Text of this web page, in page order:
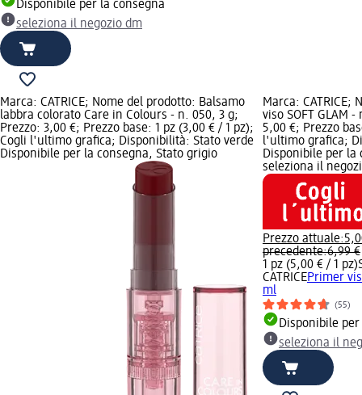
Disponibile per la consegna
seleziona il negozio dm
Marca: CATRICE; Nome del prodotto: Balsamo
labbra colorato Care in Colours - n. 050, 3 g;
Prezzo: 3,00 €; Prezzo base: 1 pz (3,00 € / 1 pz);
Cogli l'ultimo grafica; Disponibilità: Stato verde
Disponibile per la consegna, Stato grigio
Marca:
viso SOFT GLAM
5,00 €; Prezzo
l'ultimo grafica;
Disponibile per la
seleziona il
Prezzo attuale:
precedente:6,99 €
1 pz (5,00 € / 1 pz)
CATRICEPrimer
ml
(55)
Disponibile
seleziona il